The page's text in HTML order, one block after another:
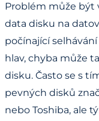
Problém může být
data disku na
počínající
hlav, chyba může
disku. Často se s
pevných disků
nebo Toshiba, ale